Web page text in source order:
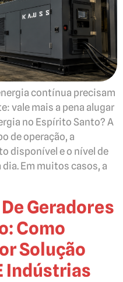
contínua precisam
vale mais a pena alugar
no Espírito Santo? A
de operação, a
disponível e o nível de
Em muitos casos, a
Geradores
Como
Solução
Indústrias